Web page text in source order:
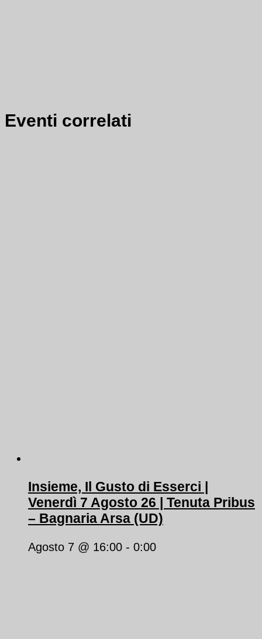
Eventi correlati
Insieme, Il Gusto di Esserci |
Venerdì 7 Agosto 26 | Tenuta Pribus
– Bagnaria Arsa (UD)
Agosto 7 @ 16:00 - 0:00